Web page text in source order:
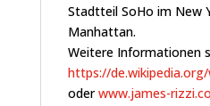
Stadtteil SoHo im New
Manhattan.
Weitere Informationen
https://de.wikipedia.org/
oderwww.james-